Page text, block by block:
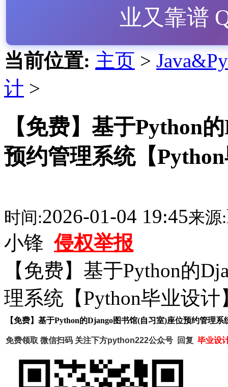
业又靠谱
当前位置: 主页 >
计 >
【免费】基于Python
预约管理系统【
时间:2026-01-04 19:45来源:
小锋侵权举报
【免费】基于Python的
理系统【Python毕业设计
【免费】基于Python的Django图书馆(自习室)座位预约管理
免费领取 微信扫码 关注下方python222公众号 回复 毕业设